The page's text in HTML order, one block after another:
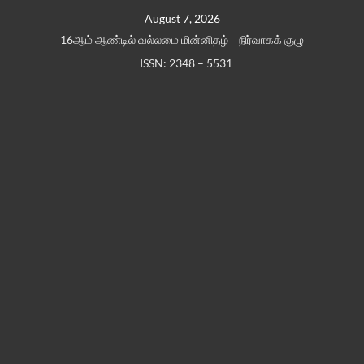
August 7, 2026
16ஆம் ஆண்டில் வல்லமை மின்னிதழ்
நிர்வாகக் குழு
ISSN: 2348 – 5531